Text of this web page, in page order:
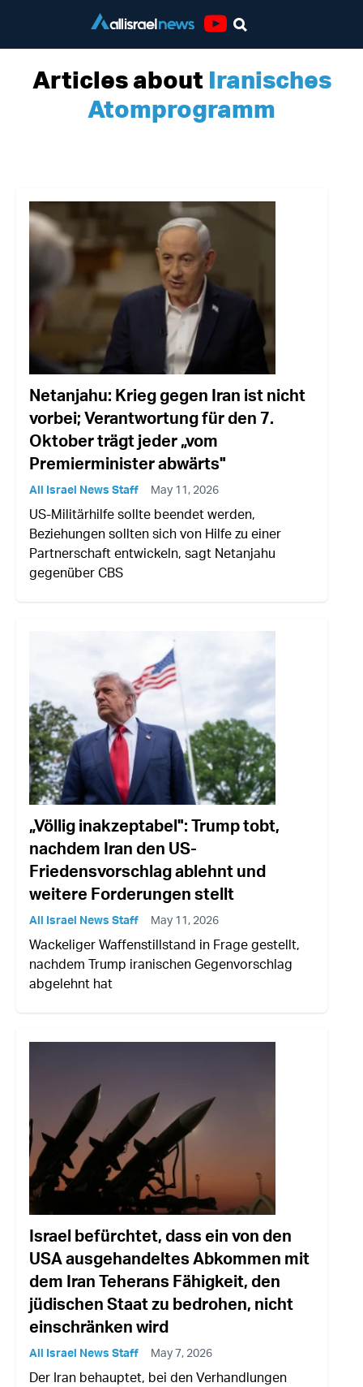
Articles about Iranisches
Atomprogramm
Netanjahu: Krieg gegen Iran ist nicht
vorbei; Verantwortung für den 7.
Oktober trägt jeder „vom
Premierminister abwärts"
All Israel News Staff May 11, 2026
US-Militärhilfe sollte beendet werden,
Beziehungen sollten sich von Hilfe zu einer
Partnerschaft entwickeln, sagt Netanjahu
gegenüber CBS
„Völlig inakzeptabel": Trump tobt,
nachdem Iran den US-
Friedensvorschlag ablehnt und
weitere Forderungen stellt
All Israel News Staff May 11, 2026
Wackeliger Waffenstillstand in Frage gestellt,
nachdem Trump iranischen Gegenvorschlag
abgelehnt hat
Israel befürchtet, dass ein von den
USA ausgehandeltes Abkommen mit
dem Iran Teherans Fähigkeit, den
jüdischen Staat zu bedrohen, nicht
einschränken wird
All Israel News Staff May 7, 2026
Der Iran behauptet, bei den Verhandlungen